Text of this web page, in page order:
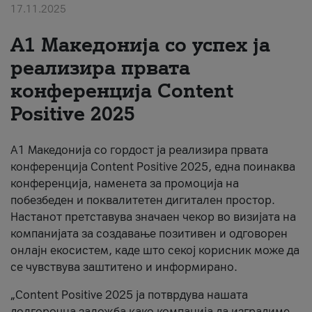
#ПодобарОнлајн
17.11.2025
А1 Македонија со успех ја
реализира првата
конференција Content
Positive 2025
А1 Македонија со гордост ја реализира првата
конференција Content Positive 2025, една поинаква
конференција, наменета за промоција на
побезбеден и поквалитетен дигитален простор.
Настанот претставува значаен чекор во визијата на
компанијата за создавање позитивен и одговорен
онлајн екосистем, каде што секој корисник може да
се чувствува заштитено и информирано.
„Content Positive 2025 ја потврдува нашата